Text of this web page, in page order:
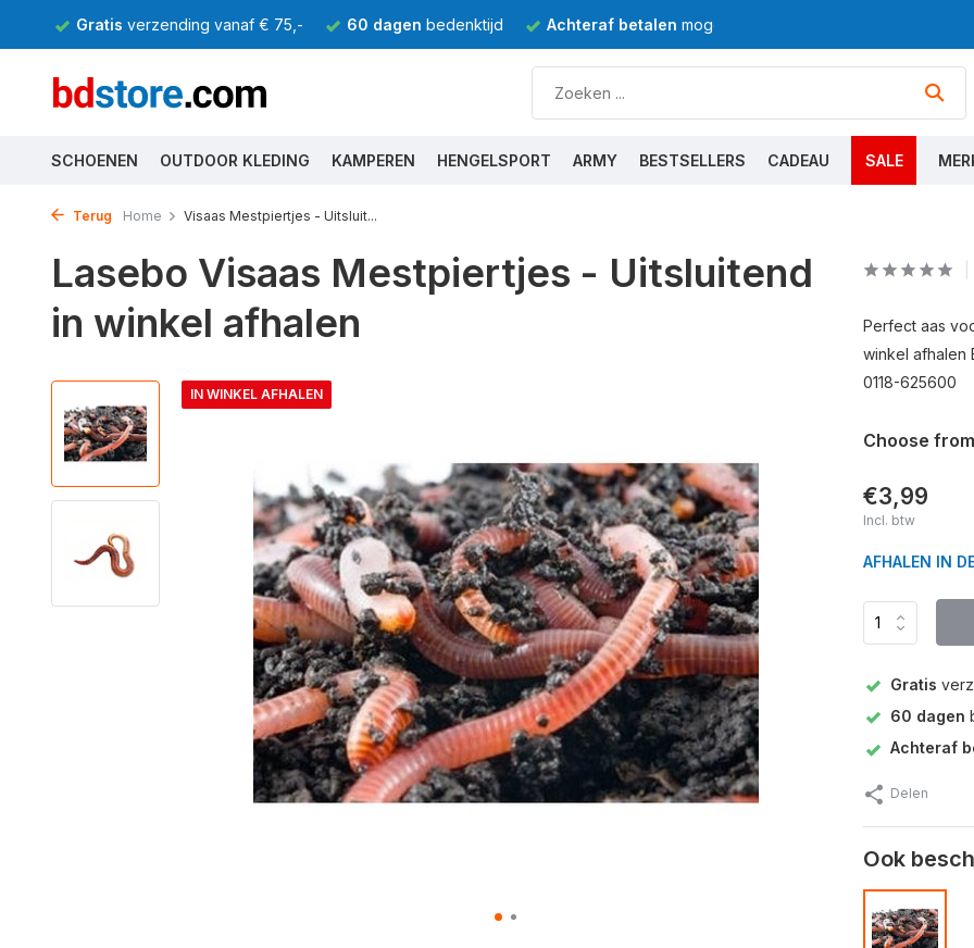
Gratis verzending vanaf € 75,- 60 dagen bedenktijd Achteraf betalen mogelijk
SCHOENEN OUTDOOR KLEDING KAMPEREN HENGELSPORT ARMY BESTSELLERS CADEAU SALE
Terug Home Visaas Mestpiertjes - Uitsluit...
Lasebo Visaas Mestpiertjes - Uitsluitend
in winkel afhalen
IN WINKEL AFHALEN
Perfect aas
winkel afhalen
0118-625600
Choose
€3,99
Incl. btw
AFHALEN IN
Gratis
60 dagen
Achteraf
Delen
Ook